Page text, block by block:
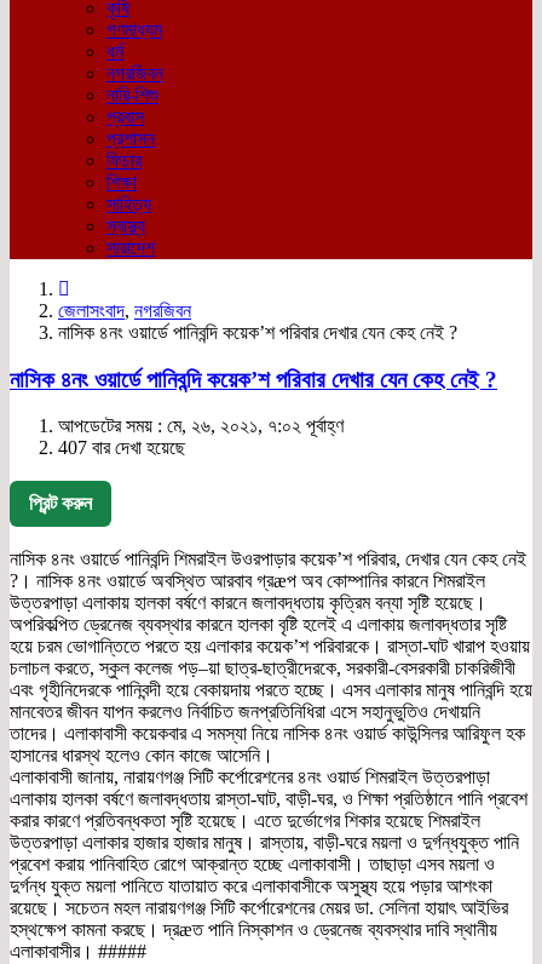
কৃষি
গণমাধ্যম
ধর্ম
নগরজিবন
নারি-শিশু
প্রবাস
প্রশাসন
ফিচার
শিক্ষা
সাহিত্য
স্বাস্থ্য
সারাদেশ
জেলাসংবাদ, নগরজিবন
নাসিক ৪নং ওয়ার্ডে পানিবন্দি কয়েক’শ পরিবার দেখার যেন কেহ নেই ?
নাসিক ৪নং ওয়ার্ডে পানিবন্দি কয়েক’শ পরিবার দেখার যেন কেহ নেই ?
আপডেটের সময় : মে, ২৬, ২০২১, ৭:০২ পূর্বাহ্ণ
407 বার দেখা হয়েছে
প্রিন্ট করুন
নাসিক ৪নং ওয়ার্ডে পানিবন্দি শিমরাইল উওরপাড়ার কয়েক’শ পরিবার, দেখার যেন কেহ নেই
?। নাসিক ৪নং ওয়ার্ডে অবস্থিত আরবাব গ্রæপ অব কোম্পানির কারনে শিমরাইল
উত্তরপাড়া এলাকায় হালকা বর্ষণে কারনে জলাবদ্ধতায় কৃত্রিম বন্যা সৃষ্টি হয়েছে।
অপরিকল্পিত ড্রেনেজ ব্যবস্থার কারনে হালকা বৃষ্টি হলেই এ এলাকায় জলাবদ্ধতার সৃষ্টি
হয়ে চরম ভোগান্তিতে পরতে হয় এলাকার কয়েক’শ পরিবারকে। রাস্তা-ঘাট খারাপ হওয়ায়
চলাচল করতে, স্কুল কলেজ পড়–য়া ছাত্র-ছাত্রীদেরকে, সরকারী-বেসরকারী চাকরিজীবী
এবং গৃহীনিদেরকে পানিবন্দী হয়ে বেকায়দায় পরতে হচ্ছে। এসব এলাকার মানুষ পানিবন্দি হয়ে
মানবেতর জীবন যাপন করলেও নির্বাচিত জনপ্রতিনিধিরা এসে সহানুভুতিও দেখায়নি
তাদের। এলাকাবাসী কয়েকবার এ সমস্যা নিয়ে নাসিক ৪নং ওয়ার্ড কাউন্সিলর আরিফুল হক
হাসানের ধারস্থ হলেও কোন কাজে আসেনি।
এলাকাবাসী জানায়, নারায়ণগঞ্জ সিটি কর্পোরেশনের ৪নং ওয়ার্ড শিমরাইল উত্তরপাড়া
এলাকায় হালকা বর্ষণে জলাবদ্ধতায় রাস্তা-ঘাট, বাড়ী-ঘর, ও শিক্ষা প্রতিষ্ঠানে পানি প্রবেশ
করার কারণে প্রতিবন্ধকতা সৃষ্টি হয়েছে। এতে দুর্ভোগের শিকার হয়েছে শিমরাইল
উত্তরপাড়া এলাকার হাজার হাজার মানুষ। রাস্তায়, বাড়ী-ঘরে ময়লা ও দুর্গন্ধযুক্ত পানি
প্রবেশ করায় পানিবাহিত রোগে আক্রান্ত হচ্ছে এলাকাবাসী। তাছাড়া এসব ময়লা ও
দুর্গন্ধ যুক্ত ময়লা পানিতে যাতায়াত করে এলাকাবাসীকে অসুস্থ্য হয়ে পড়ার আশংকা
রয়েছে। সচেতন মহল নারায়ণগঞ্জ সিটি কর্পোরেশনের মেয়র ডা. সেলিনা হায়াৎ আইভির
হস্থক্ষেপ কামনা করছে। দ্রæত পানি নিস্কাশন ও ড্রেনেজ ব্যবস্থার দাবি স্থানীয়
এলাকাবাসীর। #####